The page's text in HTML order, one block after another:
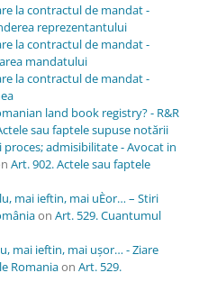
la contractul de mandat -
reprezentantului
la contractul de mandat -
mandatului
la contractul de mandat -
land book registry? - R&R
sau faptele supuse notării
admisibilitate - Avocat in
Art. 902. Actele sau faptele
mai ieftin, mai uÈor… – Stiri
on Art. 529. Cuantumul
mai ieftin, mai ușor… - Ziare
Romaniaon Art. 529.